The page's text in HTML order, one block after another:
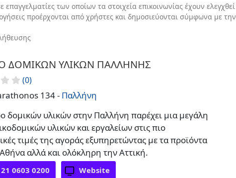
επαγγελματίες των οποίων τα στοιχεία επικοινωνίας έχουν ελεγχθεί
προέρχονται από χρήστες και δημοσιεύονται σύμφωνα με την
ΔΟΜΙΚΩΝ ΥΛΙΚΩΝ ΠΑΛΛΗΝΗΣ
(0)
134 - Παλλήνη
δομικών υλικών στην Παλλήνη παρέχει μια μεγάλη
υλικών και εργαλείων στις πιο
τιμές της αγοράς εξυπηρετώντας με τα προϊόντα
αλλά και ολόκληρη την Αττική.
0603 0200 Website